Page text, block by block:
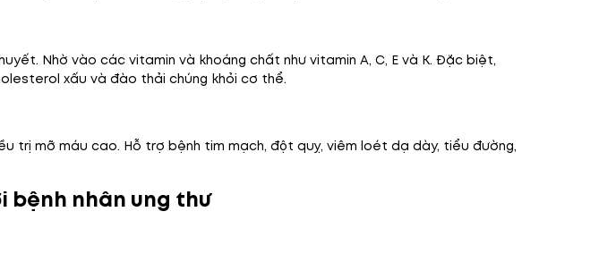
Nhờ vào các vitamin và khoáng chất như vitamin A, C, E và K. Đặc biệt,
xấu và đào thải chúng khỏi cơ thể.
mỡ máu cao. Hỗ trợ bệnh tim mạch, đột quỵ, viêm loét dạ dày, tiểu đường,
bệnh nhân ung thư